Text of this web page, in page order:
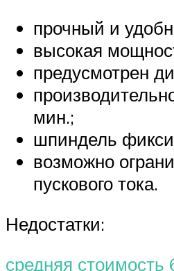
прочный и
высокая
предусмотрен
мин.;
шпиндель
возможно
пускового тока.
Недостатки:
средняя стоимость